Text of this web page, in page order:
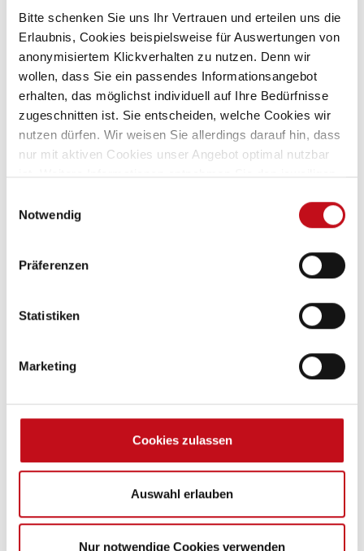
Bitte schenken Sie uns Ihr Vertrauen und erteilen uns die
Erlaubnis, Cookies beispielsweise für Auswertungen von
anonymisiertem Klickverhalten zu nutzen. Denn wir
wollen, dass Sie ein passendes Informationsangebot
erhalten, das möglichst individuell auf Ihre Bedürfnisse
zugeschnitten ist. Sie entscheiden, welche Cookies wir
nutzen dürfen. Wir weisen Sie allerdings darauf hin, dass
nur mit aktiven Cookies unser Angebot optimal nutzbar
ist. Weitere Informationen entnehmen Sie den jeweiligen
Notwendig
Präferenzen
Statistiken
Marketing
Cookies zulassen
Auswahl erlauben
Nur notwendige Cookies verwenden
Sanitär
Warmwasserboiler
Heckbad
Frischwassertank
Dusche
Cassetten-Toilette
Gas
Außensteckdose 12V / 230V / TV